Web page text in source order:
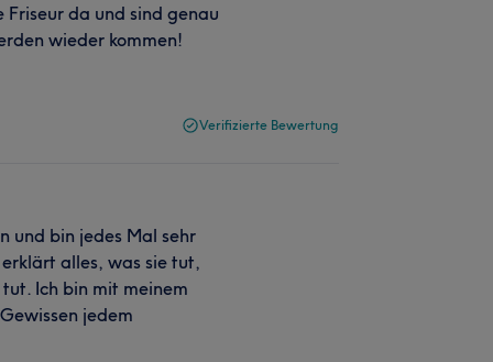
Friseur da und sind genau
wieder kommen!
Verifizierte Bewertung
und bin jedes Mal sehr
alles, was sie tut,
Ich bin mit meinem
jedem